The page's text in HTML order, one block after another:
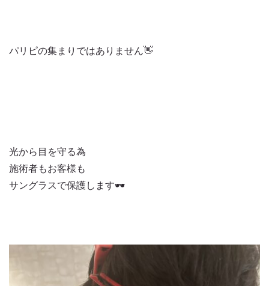
パリピの集まりではありません👋
光から目を守る為
施術者もお客様も
サングラスで保護します🕶️